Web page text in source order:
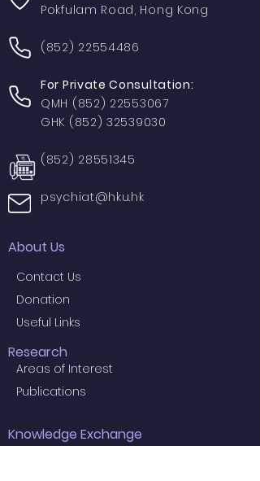
Pokfulam Road, Hong Kong
(852) 22554486
For Private Consultation:
QMH (852) 22553067
GHK (852) 32539030
(852) 28551345
psychiat@hku.hk
About Us
Contact Us
Donation
Useful Links
Research
Areas of Interest
Publications
Knowledge Exchange